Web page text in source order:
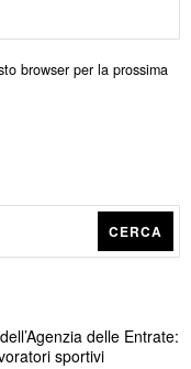
browser per la prossima
CERCA
delle Entrate:
sportivi